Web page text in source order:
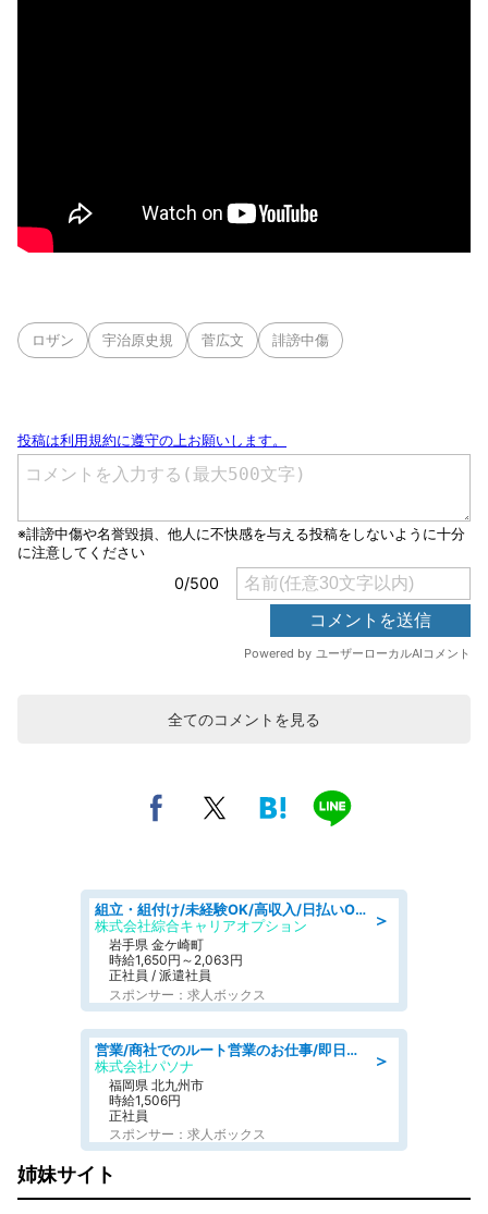
ロザン 宇治原史規 菅広文 誹謗中傷
全てのコメントを見る
＞
組立・組付け/未経験OK/高収入/日払いOK/交替制/20・30・40代活躍中
株式会社綜合キャリアオプション
岩手県 金ケ崎町
時給1,650円～2,063円
正社員 / 派遣社員
スポンサー：求人ボックス
＞
営業/商社でのルート営業のお仕事/即日勤務可/車通勤可/営業
株式会社パソナ
福岡県 北九州市
時給1,506円
正社員
スポンサー：求人ボックス
姉妹サイト